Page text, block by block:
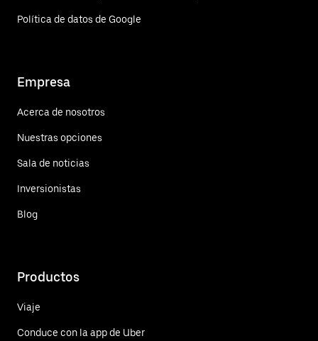
Política de datos de Google
Empresa
Acerca de nosotros
Nuestras opciones
Sala de noticias
Inversionistas
Blog
Productos
Viaje
Conduce con la app de Uber